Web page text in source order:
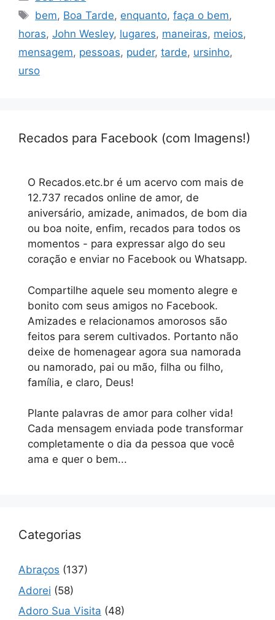
Tags
bem, Boa Tarde, enquanto,faça o bem,
horas, John Wesley, lugares, maneiras, meios,
mensagem, pessoas, puder, tarde, ursinho,
urso
Recados para Facebook (com Imagens!)
O Recados.etc.br é um acervo com mais de
12.737 recados online de amor, de
aniversário, amizade, animados, de bom dia
ou boa noite, enfim, recados para todos os
momentos - para expressar algo do seu
coração e enviar no Facebook ou Whatsapp.
Compartilhe aquele seu momento alegre e
bonito com seus amigos no Facebook.
Amizades e relacionamos amorosos são
feitos para serem cultivados. Portanto não
deixe de homenagear agora sua namorada
ou namorado, pai ou mão, filha ou filho,
família, e claro, Deus!
Plante palavras de amor para colher vida!
Cada mensagem enviada pode transformar
completamente o dia da pessoa que você
ama e quer o bem...
Categorias
Abraços (137)
Adorei (58)
Adoro Sua Visita (48)